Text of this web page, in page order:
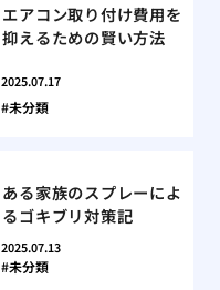
エアコン取り付け費用を
抑えるための賢い方法
2025.07.17
未分類
ある家族のスプレーによ
るゴキブリ対策記
2025.07.13
未分類